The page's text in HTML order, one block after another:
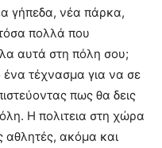
γήπεδα, νέα πάρκα,
πολλά που
αυτά στη πόλη σου;
ένα τέχνασμα για να σε
πως θα δεις
Η πολιτεια στη χώρα
αθλητές, ακόμα και